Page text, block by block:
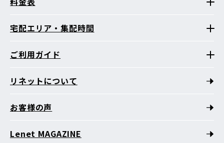
宅配エリア・集配時間
ご利用ガイド
リネットについて
お客様の声
Lenet MAGAZINE